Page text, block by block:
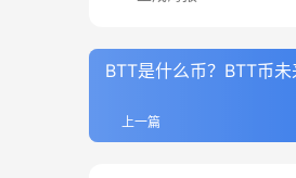
BTT是什么币？BTT币
上一篇